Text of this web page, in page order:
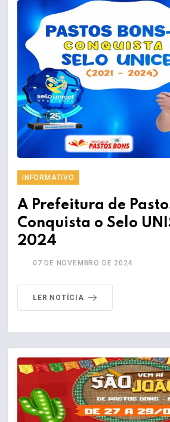
INFORMATIVO
A Prefeitura de
Conquista o Selo
2024
07 DE NOVEMBRO DE 2024
LER NOTÍCIA